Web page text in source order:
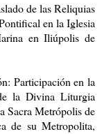
de las Reliquias
en la Iglesia
en Iliúpolis de
Participación en la
la Divina Liturgia
Sacra Metrópolis de
de su Metropolita,